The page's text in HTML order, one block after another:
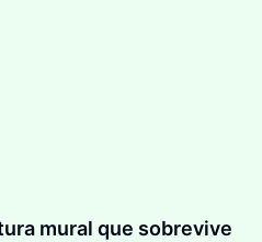
mural que sobrevive